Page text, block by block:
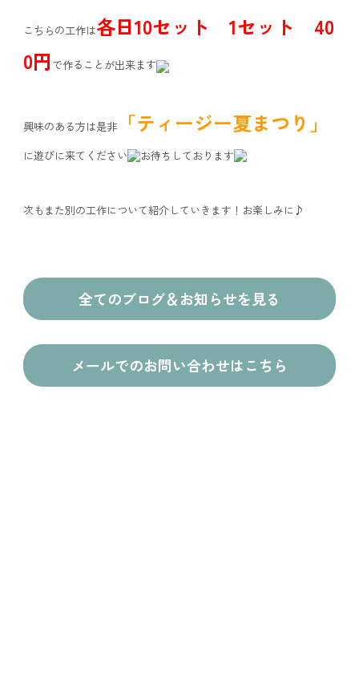
こちらの工作は各日10セット 1セット 40
0円 で作ることが出来ます
興味のある方は是非「ティージー夏まつり」
に遊びに来てください お待ちしております
次もまた別の工作について紹介していきます！お楽しみに♪
全てのブログ＆お知らせを見る
メールでのお問い合わせはこちら